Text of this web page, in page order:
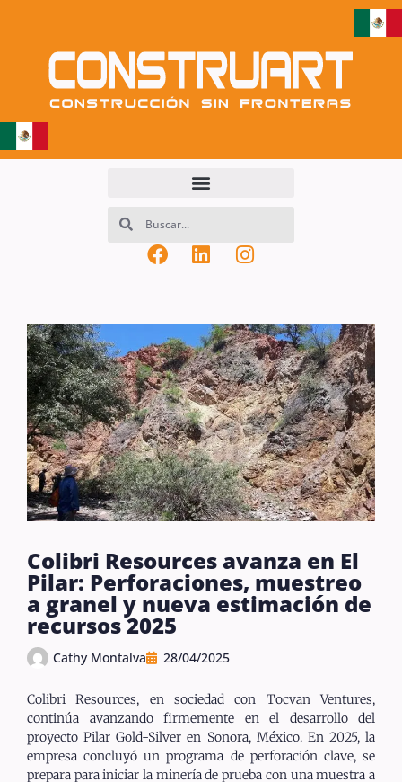
Colibri Resources avanza en El
Pilar: Perforaciones, muestreo
a granel y nueva estimación de
recursos 2025
Cathy Montalva 28/04/2025
Colibri Resources, en sociedad con Tocvan Ventures,
continúa avanzando firmemente en el desarrollo del
proyecto Pilar Gold-Silver en Sonora, México. En 2025, la
empresa concluyó un programa de perforación clave, se
prepara para iniciar la minería de prueba con una muestra a